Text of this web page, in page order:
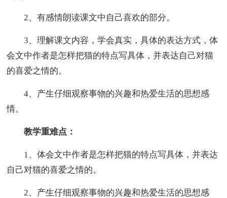
2、有感情朗读课文中自己喜欢的部分。
3、理解课文内容，学会真实，具体的表达方式，体
会文中作者是怎样把猫的特点写具体，并表达自己对猫
的喜爱之情的。
4、产生仔细观察事物的兴趣和热爱生活的思想感
情。
教学重难点：
1、体会文中作者是怎样把猫的特点写具体，并表达
自己对猫的喜爱之情的。
2、产生仔细观察事物的兴趣和热爱生活的思想感